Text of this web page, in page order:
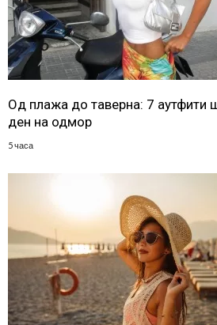
Од плажа до таверна: 7 аутфити
ден на одмор
5 часа